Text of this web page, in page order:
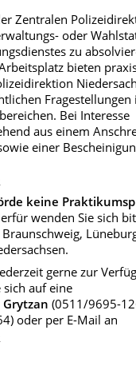
Zentralen
oder
zu
bieten
Fragestellungen
Bei Interesse
aus einem
einer
keine
wenden Sie sich
gerne zur
sich auf eine
(0511/9695-
oder per E-Mail an